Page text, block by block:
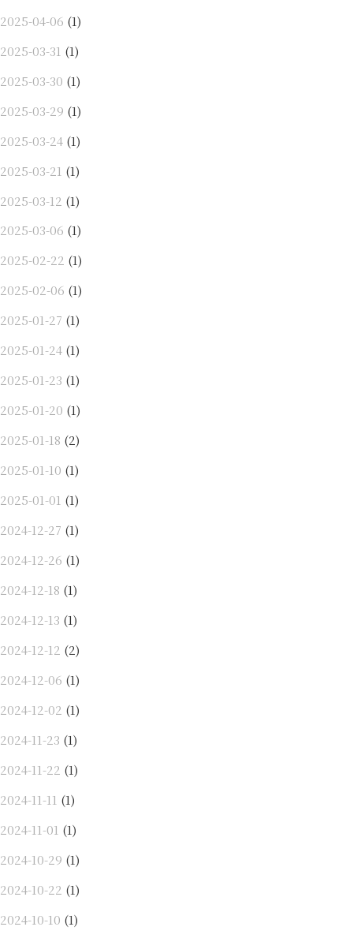
2025-04-06 (1)
2025-03-31 (1)
2025-03-30 (1)
2025-03-29 (1)
2025-03-24 (1)
2025-03-21 (1)
2025-03-12 (1)
2025-03-06 (1)
2025-02-22 (1)
2025-02-06 (1)
2025-01-27 (1)
2025-01-24 (1)
2025-01-23 (1)
2025-01-20 (1)
2025-01-18 (2)
2025-01-10 (1)
2025-01-01 (1)
2024-12-27 (1)
2024-12-26 (1)
2024-12-18 (1)
2024-12-13 (1)
2024-12-12 (2)
2024-12-06 (1)
2024-12-02 (1)
2024-11-23 (1)
2024-11-22 (1)
2024-11-11 (1)
2024-11-01 (1)
2024-10-29 (1)
2024-10-22 (1)
2024-10-10 (1)